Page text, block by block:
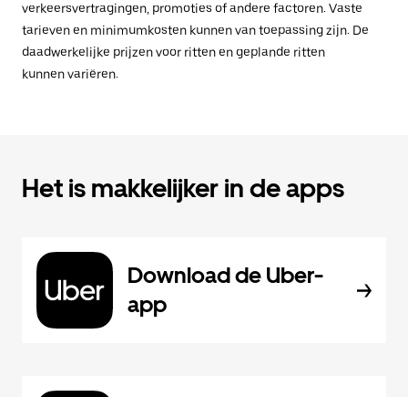
verkeersvertragingen, promoties of andere factoren. Vaste
tarieven en minimumkosten kunnen van toepassing zijn. De
daadwerkelijke prijzen voor ritten en geplande ritten
kunnen variëren.
Het is makkelijker in de apps
Download de Uber-
app